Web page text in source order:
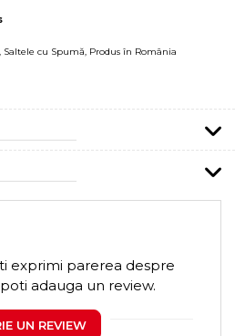
, Saltele cu Spumă, Produs în România
exprimi parerea despre
adauga un review.
UN REVIEW